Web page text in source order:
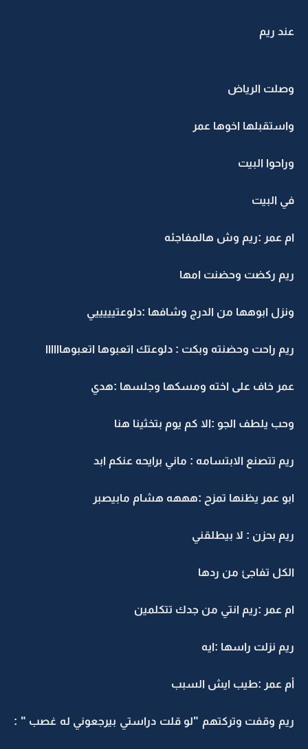
عند ريم
وصلت الرياض
واستقبلها اخوها عمر
وراحوا البيت
في البيت
ام عمر :ريم وش هالمفاجئه
ريم ركضت وحضنت امها
ونزل ابوهها من الدرج وشافها :دلوعتيييييي
ريم راحت وحضنته وبكت : دلوعتك اتعبوها اتعبوهاااااا
عمر خاف على اخته ومسكها وجلسها :هدي
وحب يلطف الجو :الا كم يوم بتخثينا هنا
ريم تتصنع الابتسامه : ماني برايحه عنكم ابد
ابو عمر يظنها تمزح :هههه هشام مابيصبر
ريم بحزن : لا بيطلقني
الكل تفاجئ من ردها
ام عمر :ريم انتي من جدك تتكلمين
ريم نزلت راسها :ايه
أم عمر :طيب ايش السبب
ريم وقفت وتركتهم "لو قلت دراستي بيرجعوني له غصب " :